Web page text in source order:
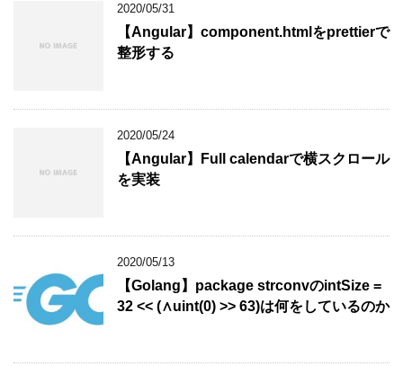
2020/05/31
【Angular】component.htmlをprettierで
整形する
2020/05/24
【Angular】Full calendarで横スクロール
を実装
2020/05/13
【Golang】package strconvのintSize =
32 << (∧uint(0) >> 63)は何をしているのか